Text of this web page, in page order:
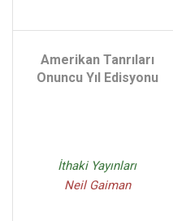
Amerikan Tanrıları
Onuncu Yıl Edisyonu
İthaki Yayınları
Neil Gaiman